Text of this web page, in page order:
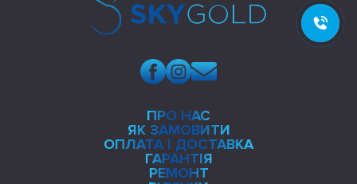
ПРО НАС
ЯК ЗАМОВИТИ
ОПЛАТА І ДОСТАВКА
ГАРАНТІЯ
РЕМОНТ